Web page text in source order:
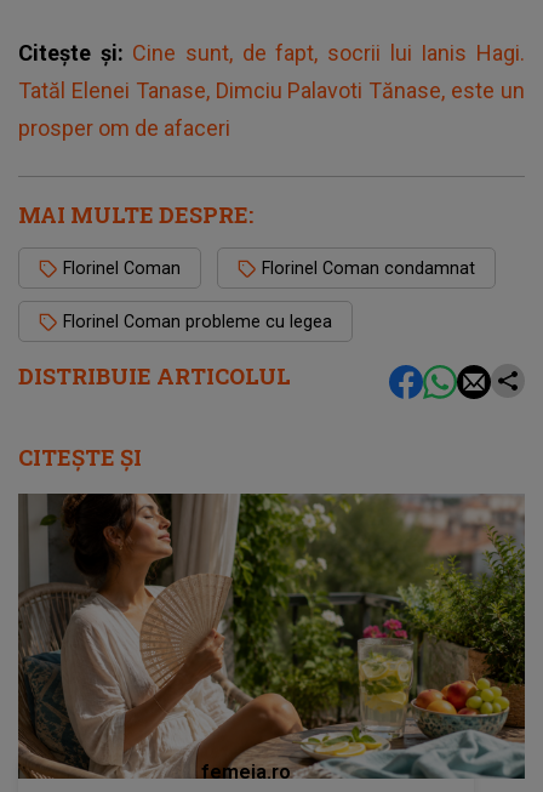
DISTRIBUIE ARTICOLUL
Citește și: Cine sunt, de fapt, socrii lui Ianis Hagi.
Tatăl Elenei Tanase, Dimciu Palavoti Tănase, este un
prosper om de afaceri
MAI MULTE DESPRE:
Florinel Coman Florinel Coman condamnat
Florinel Coman probleme cu legea
CITEȘTE ȘI
femeia.ro